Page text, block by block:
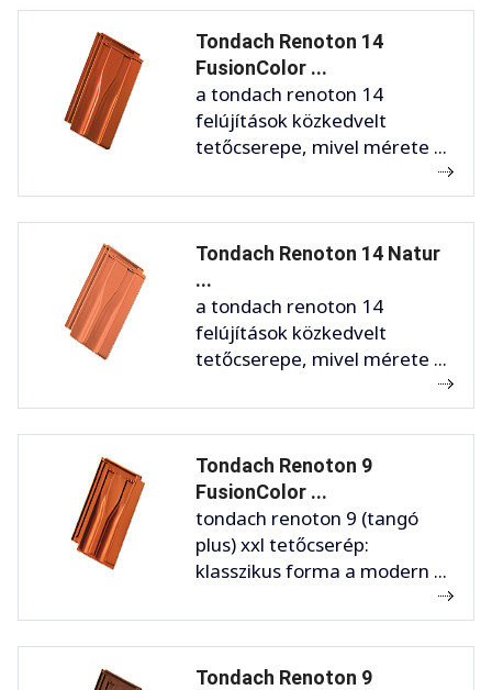
Tondach Renoton 14
FusionColor ...
a tondach renoton 14
felújítások közkedvelt
tetőcserepe, mivel mérete ...
Tondach Renoton 14 Natur
...
a tondach renoton 14
felújítások közkedvelt
tetőcserepe, mivel mérete ...
Tondach Renoton 9
FusionColor ...
tondach renoton 9 (tangó
plus) xxl tetőcserép:
klasszikus forma a modern ...
Tondach Renoton 9